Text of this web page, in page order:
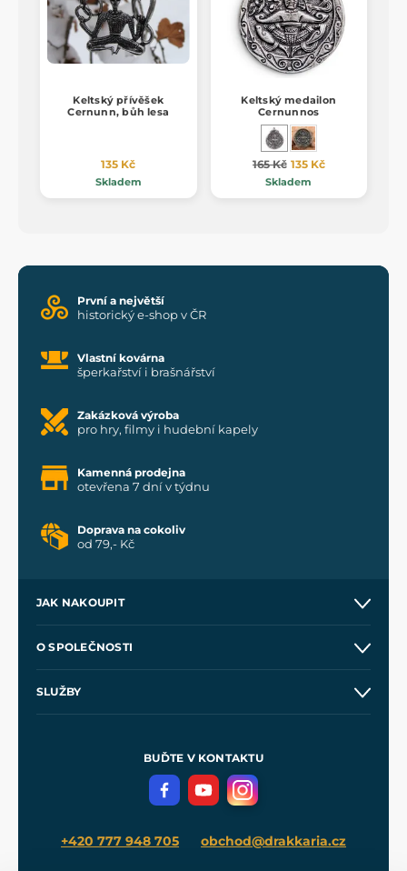
Keltský přívěšek
Cernunn, bůh lesa
135 Kč
Skladem
Keltský medailon
Cernunnos
165 Kč 135 Kč
Skladem
První a největší
historický e-shop v ČR
Vlastní kovárna
šperkařství i brašnářství
Zakázková výroba
pro hry, filmy i hudební kapely
Kamenná prodejna
otevřena 7 dní v týdnu
Doprava na cokoliv
od 79,- Kč
JAK NAKOUPIT
Velkoobchod
O SPOLEČNOSTI
SLUŽBY
Meče pro Kingdom Come
BUĎTE V KONTAKTU
+420 777 948 705 obchod@drakkaria.cz